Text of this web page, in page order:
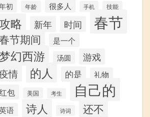
初
年龄 很多人 手机 技能
略 新年 时间 春节
节期间 是一个
梦幻西游 汤圆 游戏
情 的人 的是 礼物
包 美国 考生 自己的
语 诗人 诗词 还不